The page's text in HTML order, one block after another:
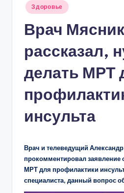
Опубликовано
Здоровье
Врач
рассказал,
делать МРТ
инсульта
Врач и телеведущий
прокомментировал заявление
МРТ для профилактики
специалиста, данный вопрос